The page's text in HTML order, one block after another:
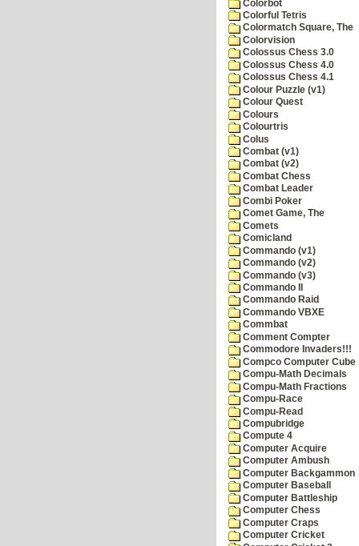
Colorbot
Colorful Tetris
Colormatch Square, The
Colorvision
Colossus Chess 3.0
Colossus Chess 4.0
Colossus Chess 4.1
Colour Puzzle (v1)
Colour Quest
Colours
Colourtris
Colus
Combat (v1)
Combat (v2)
Combat Chess
Combat Leader
Combi Poker
Comet Game, The
Comets
Comicland
Commando (v1)
Commando (v2)
Commando (v3)
Commando II
Commando Raid
Commando VBXE
Commbat
Comment Compter
Commodore Invaders!!!
Compco Computer Cube
Compu-Math Decimals
Compu-Math Fractions
Compu-Race
Compu-Read
Compubridge
Compute 4
Computer Acquire
Computer Ambush
Computer Backgammon
Computer Baseball
Computer Battleship
Computer Chess
Computer Craps
Computer Cricket